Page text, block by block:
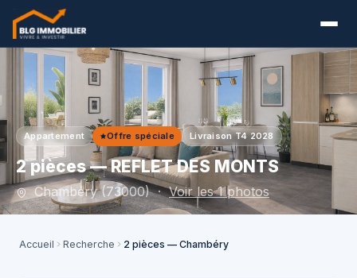
Appartement Offre spéciale Livraison T4 2028
2 pièces — REFLET DES MONTS
Chambéry (73000) ·Voir les 1 photos
Accueil Recherche 2 pièces — Chambéry